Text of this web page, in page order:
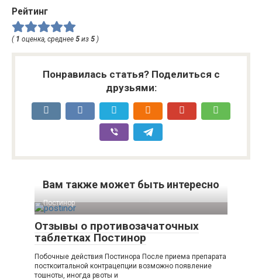
Рейтинг
( 1 оценка, среднее 5 из 5 )
Понравилась статья? Поделиться с
друзьями:
Вам также может быть интересно
Постинор
Отзывы о противозачаточных
таблетках Постинор
Побочные действия Постинора После приема препарата
посткоитальной контрацепции возможно появление
тошноты, иногда рвоты и